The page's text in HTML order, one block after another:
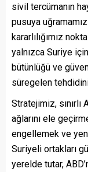
sivil tercümanın
pusuya
kararlılığımız
yalnızca Suriye
bütünlüğü ve
süregelen
Stratejimiz,
ağlarını ele
engellemek ve
Suriyeli ortakları
yerelde tutar,